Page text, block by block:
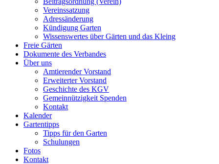
Vereinssatzung
Adressänderung
Kündigung Garten
Wissenswertes über Gärten und das Kleing
Freie Gärten
Dokumente des Verbandes
Über uns
Amtierender Vorstand
Erweiterter Vorstand
Geschichte des KGV
Gemeinnützigkeit Spenden
Kontakt
Kalender
Gartentipps
Tipps für den Garten
Schulungen
Fotos
Kontakt